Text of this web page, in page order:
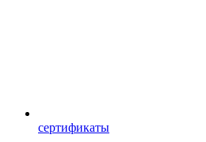
сертификаты